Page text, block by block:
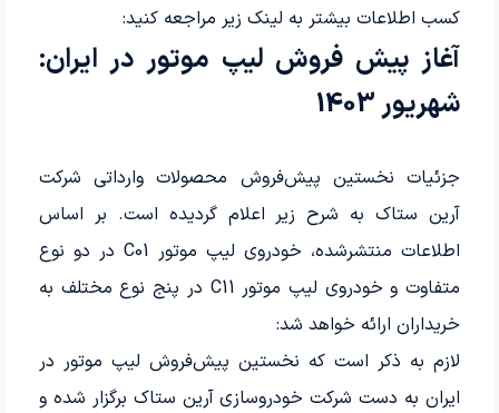
کسب اطلاعات بیشتر به لینک زیر مراجعه کنید:
آغاز پیش فروش لیپ موتور در ایران:
شهریور 1403
جزئیات نخستین پیش‌فروش محصولات وارداتی شرکت
آرین ستاک به شرح زیر اعلام گردیده است. بر اساس
اطلاعات منتشرشده، خودروی لیپ موتور C01 در دو نوع
متفاوت و خودروی لیپ موتور C11 در پنج نوع مختلف به
خریداران ارائه خواهد شد:
لازم به ذکر است که نخستین پیش‌فروش لیپ موتور در
ایران به دست شرکت خودروسازی آرین ستاک برگزار شده و